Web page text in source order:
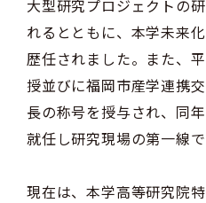
大型研究プロジェクトの
れるとともに、本学未来
歴任されました。また、
授並びに福岡市産学連携
長の称号を授与され、同
就任し研究現場の第一線
現在は、本学高等研究院